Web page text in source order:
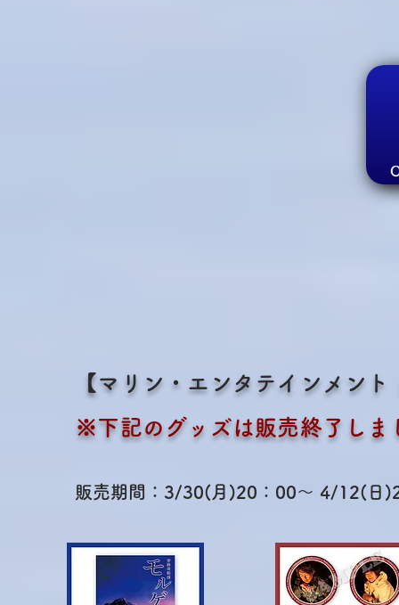
【マリン・エンタテインメン
※下記のグッズは販売終了しま
販売期間：3/30(月)20：00～ 4/12(日